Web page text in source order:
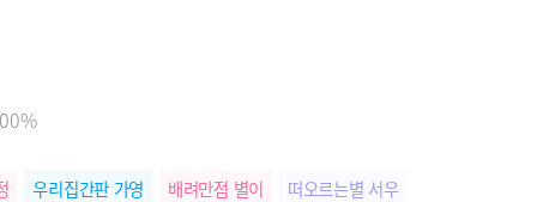
우리집간판 가영 배려만점 별이
떠오르는별 서우